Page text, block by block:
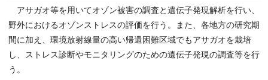
アサガオ等を用いてオゾン被害の調査と遺伝子発現解析を行い、
野外におけるオゾンストレスの評価を行う。また、各地方の研究期
間に加え、環境放射線量の高い帰還困難区域でもアサガオを栽培
し、ストレス診断やモニタリングのための遺伝子発現の調査等を行
う。